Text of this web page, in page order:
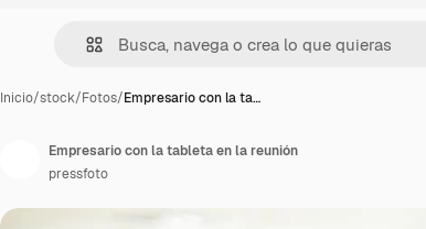
Inicio/stock/Fotos/Empresario con la ta…
Empresario con la tableta en la reunión
pressfoto